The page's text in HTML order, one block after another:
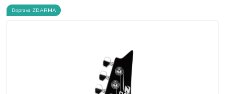
Doprava ZDARMA